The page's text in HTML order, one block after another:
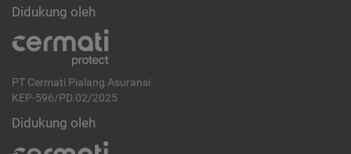
Didukung oleh
PT Cermati Pialang Asuransi
KEP-596/PD.02/2025
Didukung oleh